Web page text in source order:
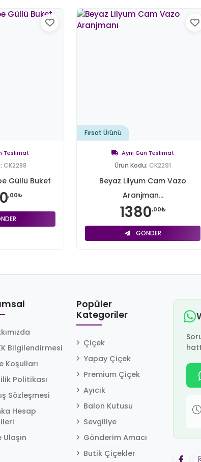
Teslimat
CK2288
Güllü Buket
,00₺
Fırsat Ürünü
Aynı Gün Teslimat
Ürün Kodu: CK2291
Beyaz Lilyum Cam Vazo
Aranjman...
1380,00₺
GÖNDER
Bilgilendirmesi
Koşulları
Politikası
Sözleşmesi
Hesap
Ulaşın
Popüler
Kategoriler
Çiçek
Yapay Çiçek
Premium Çiçek
Ayıcık
Balon Kutusu
Sevgiliye
Gönderim Amacı
Butik Çiçekler